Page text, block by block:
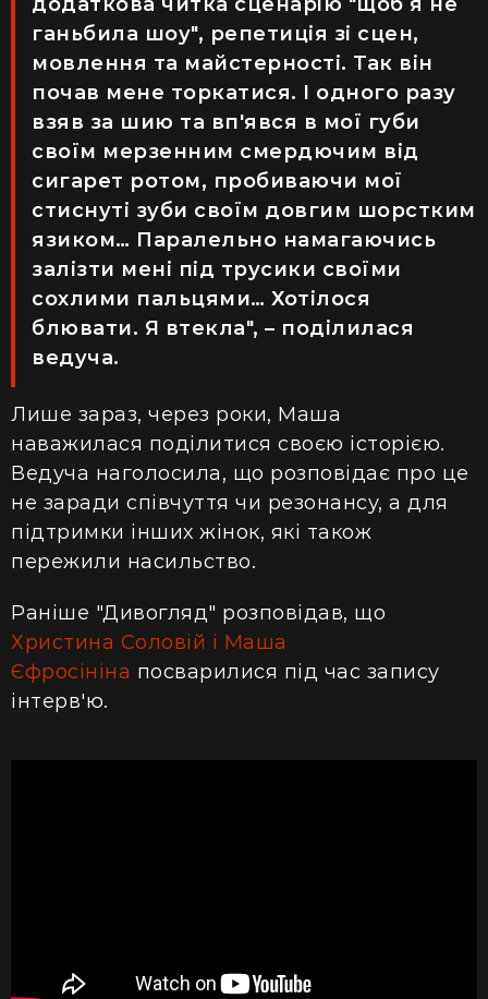
ганьбила шоу", репетиція зі сцен,
мовлення та майстерності. Так він
почав мене торкатися. І одного разу
взяв за шию та вп'явся в мої губи
своїм мерзенним смердючим від
сигарет ротом, пробиваючи мої
стиснуті зуби своїм довгим шорстким
язиком… Паралельно намагаючись
залізти мені під трусики своїми
сохлими пальцями… Хотілося
блювати. Я втекла", – поділилася
ведуча.
Лише зараз, через роки, Маша
наважилася поділитися своєю історією.
Ведуча наголосила, що розповідає про це
не заради співчуття чи резонансу, а для
підтримки інших жінок, які також
пережили насильство.
Раніше "Дивогляд" розповідав, що
Христина Соловій і Маша
Єфросініна посварилися під час запису
інтерв'ю.